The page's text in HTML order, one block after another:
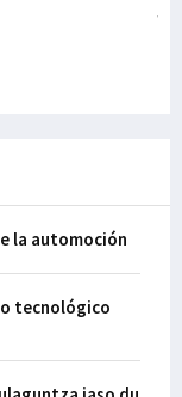
la automoción
tecnológico